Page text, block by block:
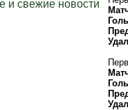
и свежие новости